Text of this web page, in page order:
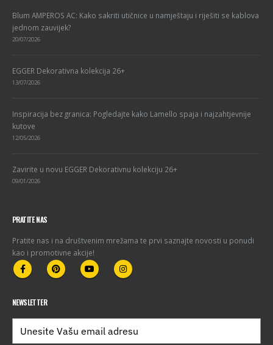
Blum AMPEROS AC: Kako sakriti utičnice u namještaju i riješiti se kablova
jednom zauvijek?
20/07/2026
EGGER Dekorativna kolekcija 26+
13/07/2026
Inspiracija bez granica: Pogledajte kako Lamello spaja i najzahtjevnije
kutove
12/05/2026
Zavirite u novu EGGER Dekorativnu kolekciju 26+
09/01/2026
PRATITE NAS
Pratite nas i na društvenim mrežama te prvi saznajte novosti u ponudi
kao i promotivne akcije!
NEWSLETTER